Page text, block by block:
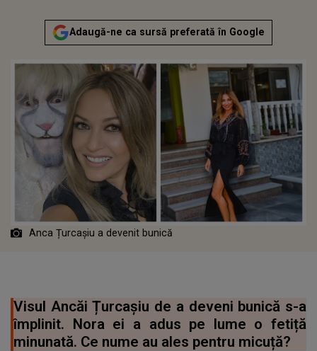
Adaugă-ne ca sursă preferată în Google
Anca Țurcașiu a devenit bunică
Visul Ancăi Țurcașiu de a deveni bunică s-a
împlinit. Nora ei a adus pe lume o fetiță
minunată. Ce nume au ales pentru micuță?